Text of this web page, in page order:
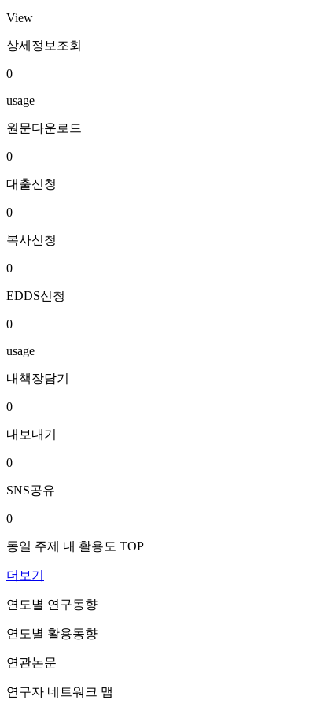
View
상세정보조회
0
usage
원문다운로드
0
대출신청
0
복사신청
0
EDDS신청
0
usage
내책장담기
0
내보내기
0
SNS공유
0
동일 주제 내 활용도 TOP
더보기
연도별 연구동향
연도별 활용동향
연관논문
연구자 네트워크 맵